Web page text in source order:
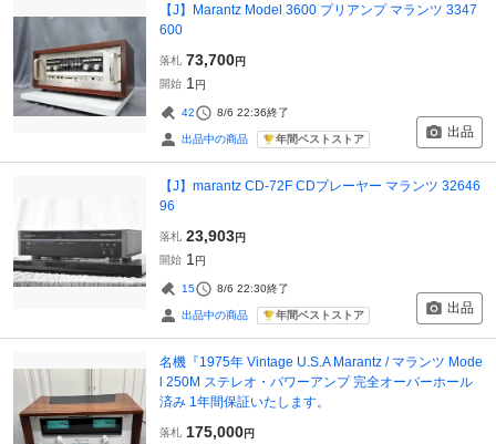
【J】Marantz Model 3600 プリアンプ マランツ 3347
600
落札 73,700円
開始 1 円
42 8/6 22:36終了
出品中の商品 年間ベストストア 出品
【J】marantz CD-72F CDプレーヤー マランツ 32646
96
落札 23,903円
開始 1 円
15 8/6 22:30終了
出品中の商品 年間ベストストア 出品
名機『1975年 Vintage U.S.A Marantz / マランツ Mode
l 250M ステレオ・パワーアンプ 完全オーバーホール
済み 1年間保証いたします。
落札 175,000円